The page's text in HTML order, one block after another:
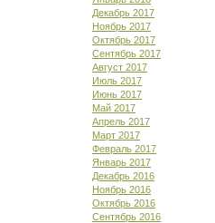
Декабрь 2017
Ноябрь 2017
Октябрь 2017
Сентябрь 2017
Август 2017
Июль 2017
Июнь 2017
Май 2017
Апрель 2017
Март 2017
Февраль 2017
Январь 2017
Декабрь 2016
Ноябрь 2016
Октябрь 2016
Сентябрь 2016